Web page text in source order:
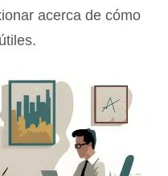
acerca de cómo